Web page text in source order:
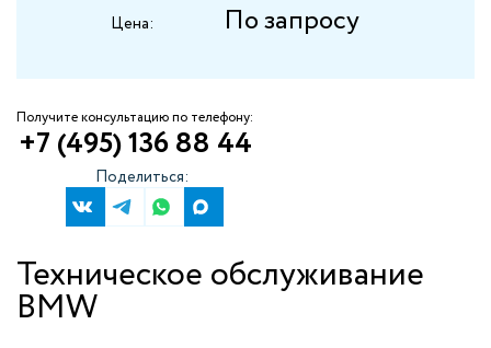
Цена: По запросу
Получите консультацию по телефону:
+7 (495) 136 88 44
Поделиться:
Техническое обслуживание
BMW